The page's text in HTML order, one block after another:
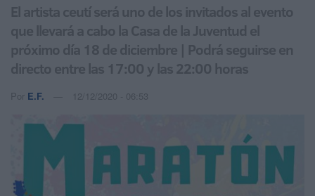
El artista ceutí será uno de los invitados al evento
que llevará a cabo la Casa de la Juventud el
próximo día 18 de diciembre | Podrá seguirse en
directo entre las 17:00 y las 22:00 horas
Por E.F. 12/12/2020 - 06:53